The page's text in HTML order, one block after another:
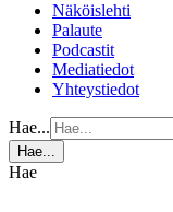
Näköislehti
Palaute
Podcastit
Mediatiedot
Yhteystiedot
Hae...
Hae...
Hae